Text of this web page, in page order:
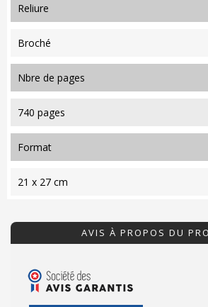
reliure
Broché
nbre de pages
740 pages
format
21 x 27 cm
AVIS À PROPOS DU